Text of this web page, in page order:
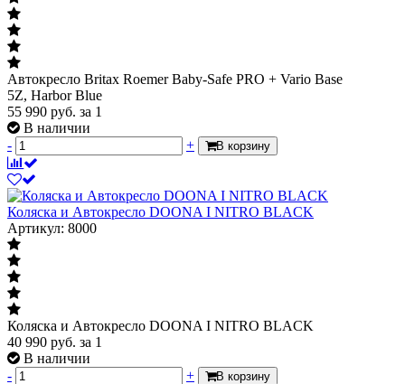
Автокресло Britax Roemer Baby-Safe PRO + Vario Base
5Z, Harbor Blue
55 990 руб. за 1
В наличии
-
+ В корзину
Коляска и Автокресло DOONA I NITRO BLACK
Артикул: 8000
Коляска и Автокресло DOONA I NITRO BLACK
40 990 руб. за 1
В наличии
-
+ В корзину